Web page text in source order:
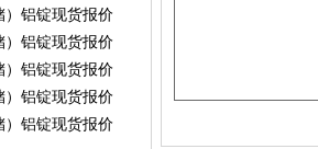
）铝锭现货报价
）铝锭现货报价
）铝锭现货报价
）铝锭现货报价
）铝锭现货报价